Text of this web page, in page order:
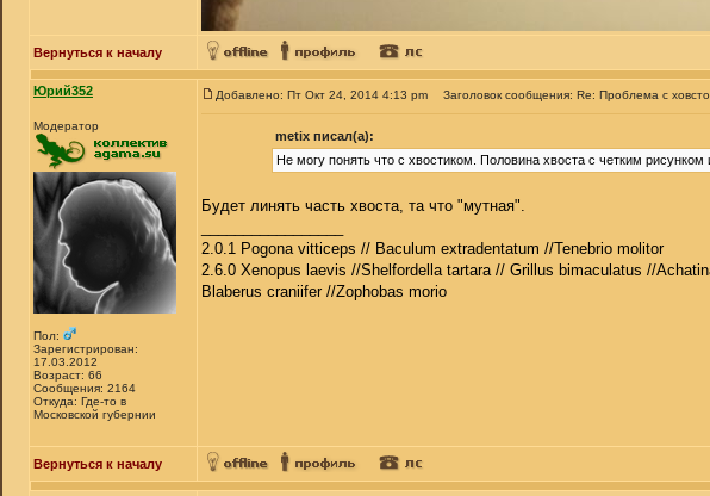
Вернуться к началу
Юрий352
Модератор
Пол:
Зарегистрирован:
17.03.2012
Возраст: 66
Сообщения: 2164
Откуда: Где-то в
Московской губернии
Добавлено: Пт Окт 24, 2014 4:13 pm Заголовок сообщения: Re: Проблема с
metix писал(а):
Не могу понять что с хвостиком. Половина хвоста с четким
Будет линять часть хвоста, та что "мутная".
2.0.1 Pogona vitticeps // Baculum extradentatum //Tenebrio molitor
2.6.0 Xenopus laevis //Shelfordella tartara // Grillus bimaculatus //
Blaberus craniifer //Zophobas morio
Вернуться к началу